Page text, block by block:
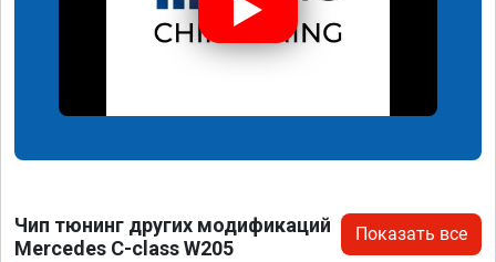
Чип тюнинг других модификаций
Mercedes C-class W205
Показать все